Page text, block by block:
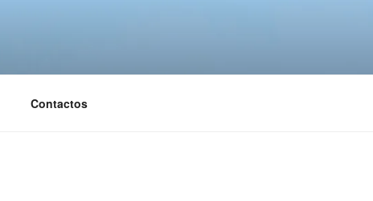
Contactos